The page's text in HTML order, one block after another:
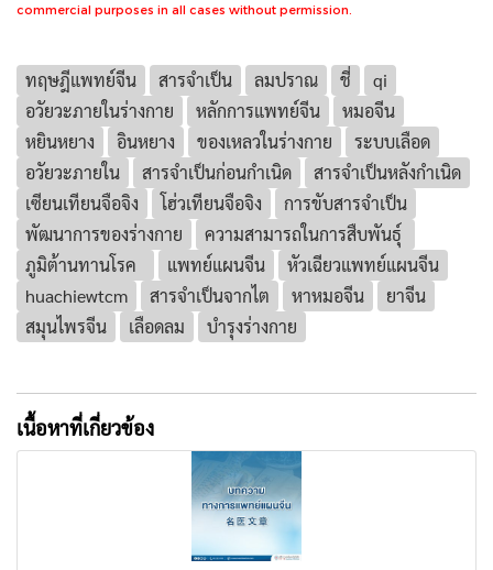
commercial purposes in all cases without permission.
ทฤษฎีแพทย์จีน สารจำเป็น ลมปราณ ชี่
qi
อวัยวะภายในร่างกาย
หลักการแพทย์จีน
หมอจีน
หยินหยาง
อินหยาง ของเหลวในร่างกาย
ระบบเลือด
อวัยวะภายใน
สารจำเป็นก่อนกำเนิด
สารจำเป็นหลังกำเนิด
เซียนเทียนจือจิง
โฮ่วเทียนจือจิง
การขับสารจำเป็น
พัฒนาการของร่างกาย
ความสามารถในการสืบพันธุ์
ภูมิต้านทานโรค
แพทย์แผนจีน
หัวเฉียวแพทย์แผนจีน
huachiewtcm
สารจำเป็นจากไต หาหมอจีน
ยาจีน
สมุนไพรจีน
เลือดลม บำรุงร่างกาย
เนื้อหาที่เกี่ยวข้อง